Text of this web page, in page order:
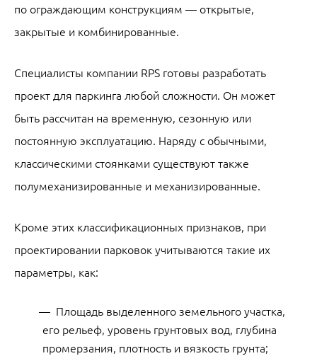
по ограждающим конструкциям — открытые,
закрытые и комбинированные.
Специалисты компании RPS готовы разработать
проект для паркинга любой сложности. Он может
быть рассчитан на временную, сезонную или
постоянную эксплуатацию. Наряду с обычными,
классическими стоянками существуют также
полумеханизированные и механизированные.
Кроме этих классификационных признаков, при
проектировании парковок учитываются такие их
параметры, как:
Площадь выделенного земельного участка,
его рельеф, уровень грунтовых вод, глубина
промерзания, плотность и вязкость грунта;